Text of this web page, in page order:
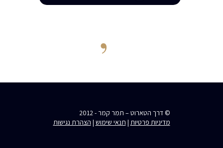
’
© דרך הטארוט – תמר קמר - 2012
מדיניות פרטיות | תנאי שימוש | הצהרת נגישות